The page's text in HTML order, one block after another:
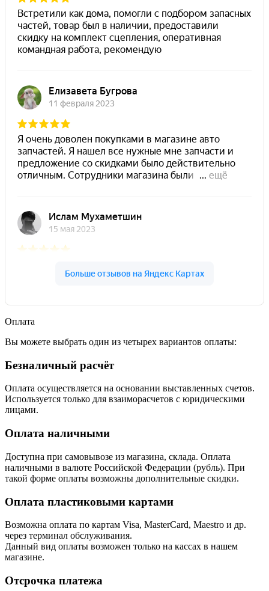
Оплата
Вы можете выбрать один из четырех вариантов оплаты:
Безналичный расчёт
Оплата осуществляется на основании выставленных счетов.
Используется только для взаиморасчетов с юридическими
лицами.
Оплата наличными
Доступна при самовывозе из магазина, склада. Оплата
наличными в валюте Российской Федерации (рубль). При
такой форме оплаты возможны дополнительные скидки.
Оплата пластиковыми картами
Возможна оплата по картам Visa, MasterCard, Maestro и др.
через терминал обслуживания.
Данный вид оплаты возможен только на кассах в нашем
магазине.
Отсрочка платежа